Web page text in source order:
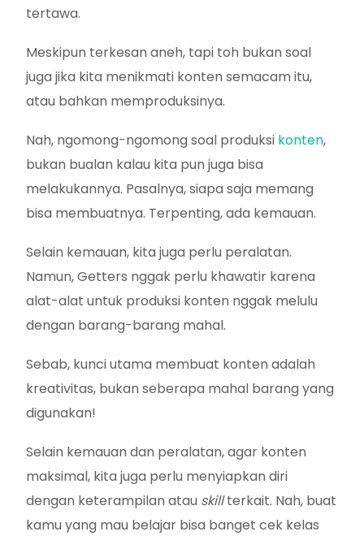
tertawa.
Meskipun terkesan aneh, tapi toh bukan soal
juga jika kita menikmati konten semacam itu,
atau bahkan memproduksinya.
Nah, ngomong-ngomong soal produksi konten,
bukan bualan kalau kita pun juga bisa
melakukannya. Pasalnya, siapa saja memang
bisa membuatnya. Terpenting, ada kemauan.
Selain kemauan, kita juga perlu peralatan.
Namun, Getters nggak perlu khawatir karena
alat-alat untuk produksi konten nggak melulu
dengan barang-barang mahal.
Sebab, kunci utama membuat konten adalah
kreativitas, bukan seberapa mahal barang yang
digunakan!
Selain kemauan dan peralatan, agar konten
maksimal, kita juga perlu menyiapkan diri
dengan keterampilan atau skillterkait. Nah, buat
kamu yang mau belajar bisa banget cek kelas